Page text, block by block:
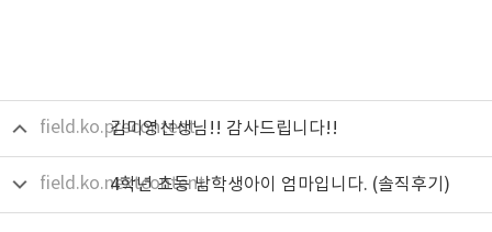
field.ko.precontent
김미영선생님!! 감사드립니다!!
field.ko.nextcontent
4학년 초등 남학생아이 엄마입니다. (솔직후기)